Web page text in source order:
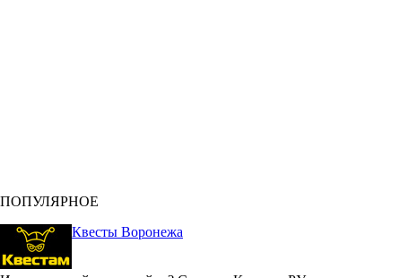
ПОПУЛЯРНОЕ
Квесты Воронежа